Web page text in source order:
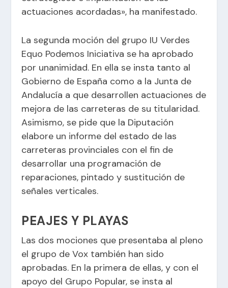
actuaciones acordadas», ha manifestado.
La segunda moción del grupo IU Verdes
Equo Podemos Iniciativa se ha aprobado
por unanimidad. En ella se insta tanto al
Gobierno de España como a la Junta de
Andalucía a que desarrollen actuaciones de
mejora de las carreteras de su titularidad.
Asimismo, se pide que la Diputación
elabore un informe del estado de las
carreteras provinciales con el fin de
desarrollar una programación de
reparaciones, pintado y sustitución de
señales verticales.
PEAJES Y PLAYAS
Las dos mociones que presentaba al pleno
el grupo de Vox también han sido
aprobadas. En la primera de ellas, y con el
apoyo del Grupo Popular, se insta al